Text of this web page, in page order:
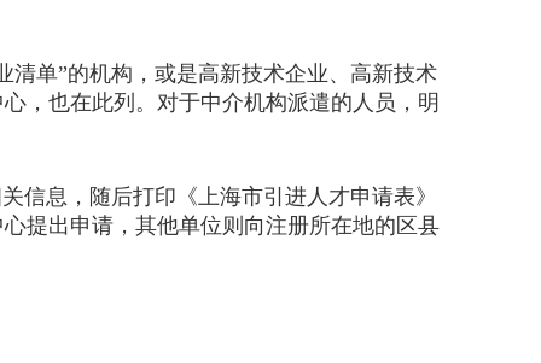
单”的机构，或是高新技术企业、高新技术
，也在此列。对于中介机构派遣的人员，明
息，随后打印《上海市引进人才申请表》
提出申请，其他单位则向注册所在地的区县